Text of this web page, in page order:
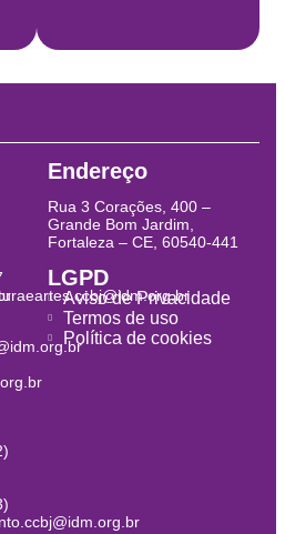
Endereço
Rua 3 Corações, 400 –
Grande Bom Jardim,
Fortaleza – CE, 60540-441
LGPD
Aviso de Privacidade
Termos de uso
Política de cookies